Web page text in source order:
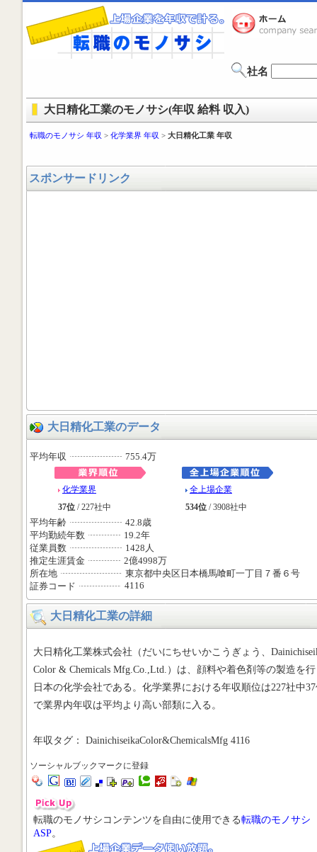
社名
大日精化工業のモノサシ(年収 給料 収入)
転職のモノサシ 年収 > 化学業界 年収 > 大日精化工業 年収
スポンサードリンク
大日精化工業のデータ
平均年収 755.4万
化学業界
37位 / 227社中
全上場企業
534位 / 3908社中
平均年齢
42.8歳
平均勤続年数
19.2年
従業員数
1428人
推定生涯賃金
2億4998万
所在地
東京都中央区日本橋馬喰町一丁目７番６号
証券コード
4116
大日精化工業の詳細
大日精化工業株式会社（だいにちせいかこうぎょう、
Color & Chemicals Mfg.Co.,Ltd.）は、顔料や着色剤等の製造を
日本の化学会社である。化学業界における年収順位は227社中
で業界内年収は平均より高い部類に入る。
年収タグ： DainichiseikaColor&ChemicalsMfg 4116
ソーシャルブックマークに登録
転職のモノサシコンテンツを自由に使用できる転職のモノサシ
ASP。